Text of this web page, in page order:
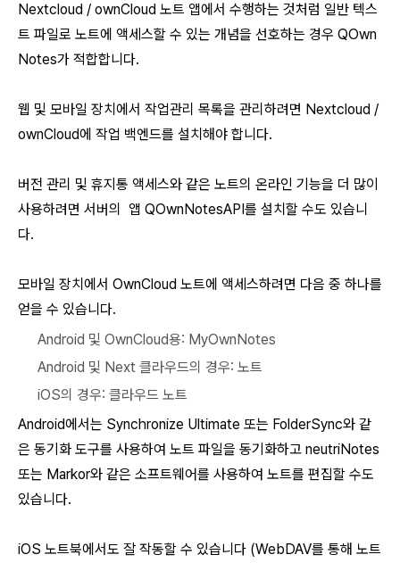
Nextcloud / ownCloud 노트 앱에서 수행하는 것처럼 일반 텍스
트 파일로 노트에 액세스할 수 있는 개념을 선호하는 경우 QOwn
Notes가 적합합니다.
웹 및 모바일 장치에서 작업관리 목록을 관리하려면 Nextcloud /
ownCloud에 작업 백엔드를 설치해야 합니다.
버전 관리 및 휴지통 액세스와 같은 노트의 온라인 기능을 더 많이
사용하려면 서버의 앱 QOwnNotesAPI를 설치할 수도 있습니
다.
모바일 장치에서 OwnCloud 노트에 액세스하려면 다음 중 하나를
얻을 수 있습니다.
Android 및 OwnCloud용: MyOwnNotes
Android 및 Next 클라우드의 경우: 노트
iOS의 경우: 클라우드 노트
Android에서는 Synchronize Ultimate 또는 FolderSync와 같
은 동기화 도구를 사용하여 노트 파일을 동기화하고 neutriNotes
또는 Markor와 같은 소프트웨어를 사용하여 노트를 편집할 수도
있습니다.
iOS 노트북에서도 잘 작동할 수 있습니다 (WebDAV를 통해 노트